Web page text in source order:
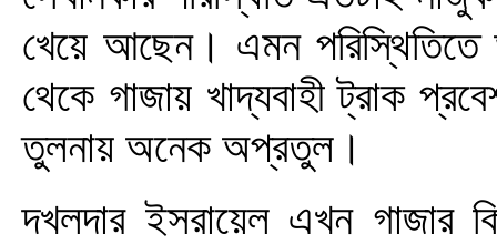
খেয়ে আছেন। এমন
থেকে গাজায় খাদ্যবাহী ট্রাক
তুলনায় অনেক অপ্রতুল।
দখলদার ইসরায়েল এখন গাজার